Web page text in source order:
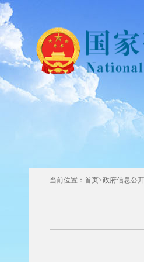
当前位置： 首页>政府信息公开